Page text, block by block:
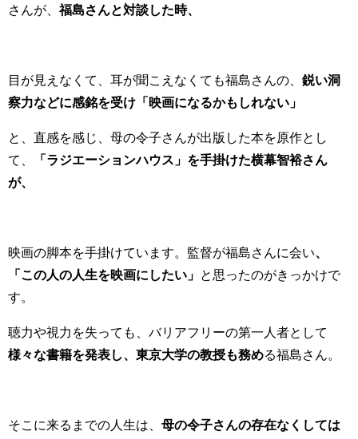
さんが、福島さんと対談した時、
目が見えなくて、耳が聞こえなくても福島さんの、 鋭い洞
察力などに感銘を受け「映画になるかもしれない」
と、直感を感じ、母の令子さんが出版した本を原作とし
て、
「ラジエーションハウス」を手掛けた横幕智裕さん
が、
映画の脚本を手掛けています。監督が福島さんに会い、
「この人の人生を映画にしたい」
と思ったのがきっかけで
す。
聴力や視力を失っても、バリアフリーの第一人者として
様々な書籍を発表し、東京大学の教授も務める福島さん。
そこに来るまでの人生は、 母の令子さんの存在なくしては